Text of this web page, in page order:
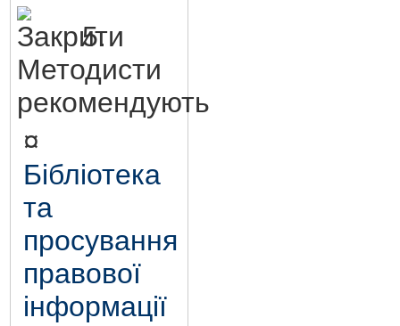
5.
Методисти
рекомендують
¤
Бібліотека
та
просування
правової
інформації